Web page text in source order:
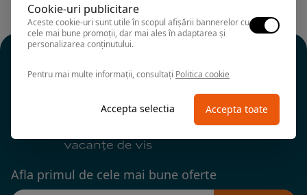
Afla primul de cele mai bune oferte
Cookie-uri publicitare
Aceste cookie-uri sunt utile în scopul afișării bannerelor cu
cele mai bune promoții, dar mai ales în adaptarea și
personalizarea conținutului.
Pentru mai multe informații, consultați Politica cookie
Accepta selectia Accepta toate